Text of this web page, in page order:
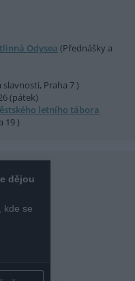
Odysea (Přednášky a
slavnosti, Praha 7 )
(pátek)
letního tábora
19 )